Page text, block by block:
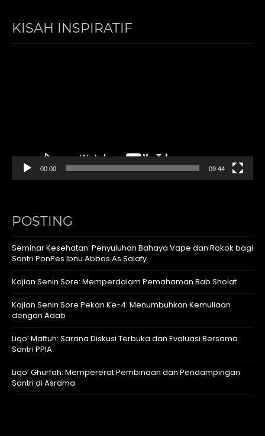
KISAH INSPIRATIF
00:00 09:44
POSTING
Seminar Kesehatan: Penyuluhan Bahaya Vape dan Rokok bagi
Santri PonPes Ibnu Abbas As Salafy
Kajian Senin Sore: Memperdalam Pemahaman Bab Sholat
Kajian Senin Sore Pekan Ke-4: Menumbuhkan Kemuliaan
dengan Adab
Liqo’ Maftuh: Sarana Diskusi Terbuka dan Evaluasi Bersama
Santri PPIA
Liqo’ Ghurfah: Mempererat Pembinaan dan Pendampingan
Santri di Asrama